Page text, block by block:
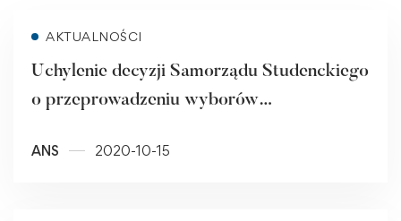
AKTUALNOŚCI
Uchylenie decyzji Samorządu Studenckiego
o przeprowadzeniu wyborów
formie stacjonarnej
ANS 2020-10-15